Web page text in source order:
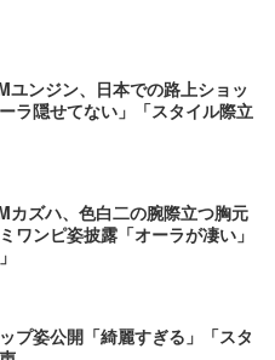
ユンジン、日本での路上ショッ
ラ隠せてない」「スタイル際立
カズハ、色白二の腕際立つ胸元
ワンピ姿披露「オーラが凄い」
プ姿公開「綺麗すぎる」「スタ